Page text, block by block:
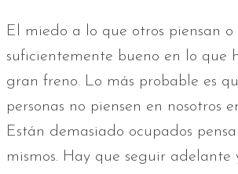
El miedo a lo que otros piensan o
suficientemente bueno en lo que
gran freno. Lo más probable es
personas no piensen en nosotros
Están demasiado ocupados
mismos. Hay que seguir adelante